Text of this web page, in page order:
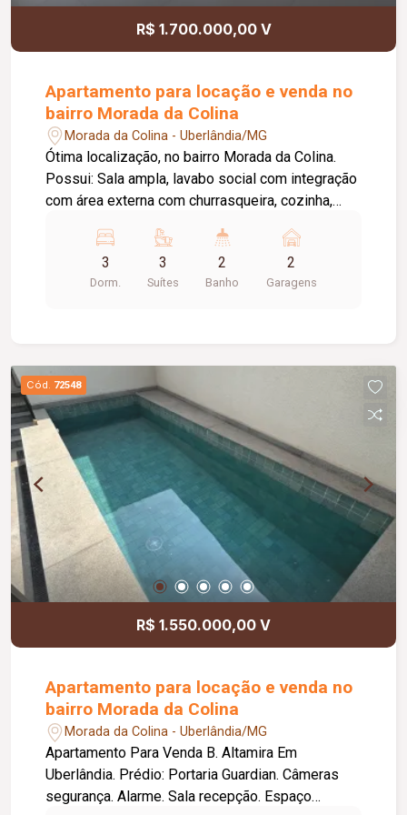
churrasqueira da área comum; Atendimento aos
requisitos da norma desempenho; Forro de
Localização privilegiada; Academia com espaço
exclusivo de pilates; Torre única com apenas 32
unidades.
R$ 1.700.000,00 V
Apartamento para locação e venda no
bairro Morada da Colina
Morada da Colina - Uberlândia/MG
Ótima localização, no bairro Morada da Colina.
Possui: Sala ampla, lavabo social com integração
com área externa com churrasqueira, cozinha,
os 03 suítes, garagem para 02 carros em vagas
gourmet completa com churrasqueira, piscina e
3
Dorm.
3
Suítes
2
Banho
2
Garagens
Cód. 72548
R$ 1.550.000,00 V
Apartamento para locação e venda no
bairro Morada da Colina
Morada da Colina - Uberlândia/MG
Apartamento Para Venda B. Altamira Em
Uberlândia. Prédio: Portaria Guardian. Câmeras
segurança. Alarme. Sala recepção. Espaço